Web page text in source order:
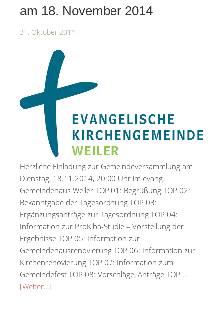
am 18. November 2014
31. Oktober 2014
Herzliche Einladung zur Gemeindeversammlung am
Dienstag, 18.11.2014, 20:00 Uhr im evang.
Gemeindehaus Weiler TOP 01: Begrüßung TOP 02:
Bekanntgabe der Tagesordnung TOP 03:
Ergänzungsanträge zur Tagesordnung TOP 04:
Information zur ProKiba-Studie – Vorstellung der
Ergebnisse TOP 05: Information zur
Gemeindehausrenovierung TOP 06: Information zur
Kirchenrenovierung TOP 07: Information zum
Gemeindefest TOP 08: Vorschläge, Anträge TOP …
[Weiter…]